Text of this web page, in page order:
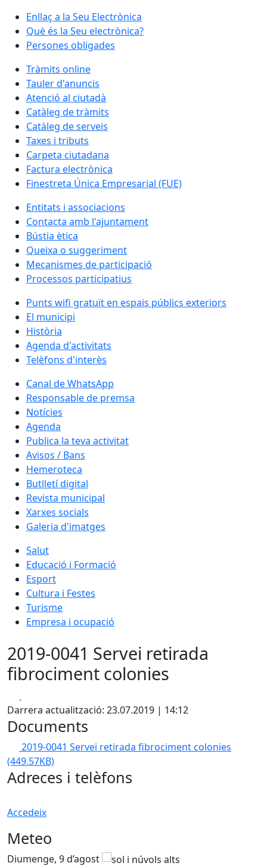
Enllaç a la Seu Electrònica
Què és la Seu electrònica?
Persones obligades
Tràmits online
Tauler d'anuncis
Atenció al ciutadà
Catàleg de tràmits
Catàleg de serveis
Taxes i tributs
Carpeta ciutadana
Factura electrònica
Finestreta Única Empresarial (FUE)
Entitats i associacions
Contacta amb l'ajuntament
Bústia ètica
Queixa o suggeriment
Mecanismes de participació
Processos participatius
Punts wifi gratuït en espais públics exteriors
El municipi
Història
Agenda d'activitats
Telèfons d'interès
Canal de WhatsApp
Responsable de premsa
Notícies
Agenda
Publica la teva activitat
Avisos / Bans
Hemeroteca
Butlletí digital
Revista municipal
Xarxes socials
Galeria d'imatges
Salut
Educació i Formació
Esport
Cultura i Festes
Turisme
Empresa i ocupació
2019-0041 Servei retirada
fibrociment colonies
Darrera actualització: 23.07.2019 | 14:12
Documents
2019-0041 Servei retirada fibrociment colonies
(449.57KB)
Adreces i telèfons
Accedeix
Meteo
Diumenge, 9 d’agost